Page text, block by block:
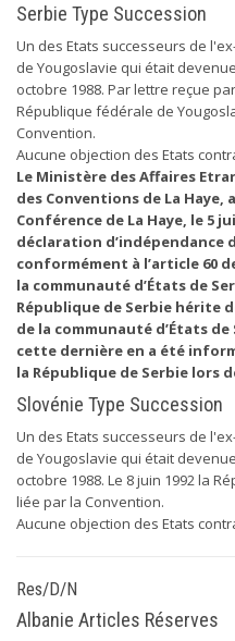
Serbie Type Succession
Un des Etats successeurs de
de Yougoslavie qui était
octobre 1988. Par lettre reçue
République fédérale de
Convention.
Aucune objection des Etats
Le Ministère des Affaires
des Conventions de La
Conférence de La Haye, le 5
déclaration d’indépendance
conformément à l’article 60
la communauté d’États de
République de Serbie hérite
de la communauté d’États
cette dernière en a été
la République de Serbie lors
Slovénie Type Succession
Un des Etats successeurs de
de Yougoslavie qui était
octobre 1988. Le 8 juin 1992 la
liée par la Convention.
Aucune objection des Etats
Res/D/N
Albanie Articles Réserves